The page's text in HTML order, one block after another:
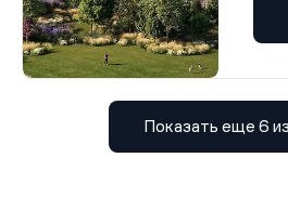
Проектная декларация от
Проектная декларация от
Проектная декларация от
Проектная декларация от
Проектная декларация от
Проектная декларация от
Проектная декларация от
Показать еще 6